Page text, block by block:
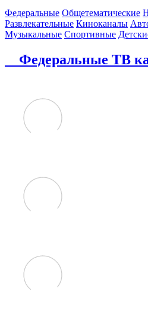
Федеральные Общетематические
Развлекательные Киноканалы
Музыкальные Спортивные
Федеральные ТВ